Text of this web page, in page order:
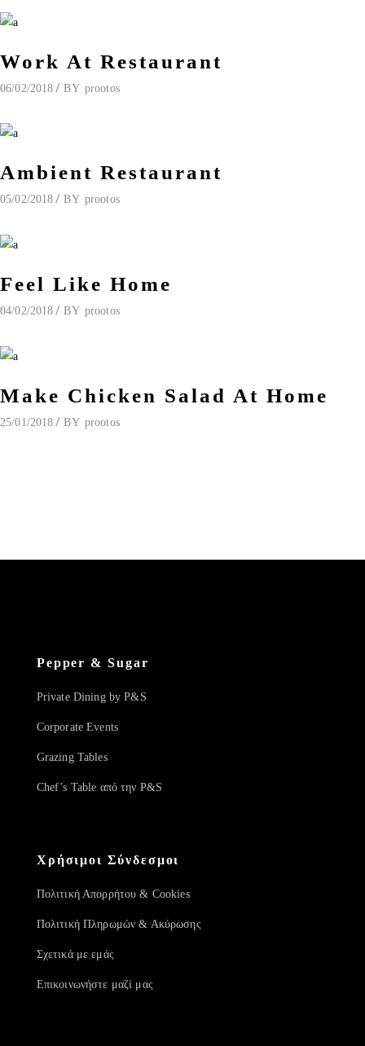
Work At Restaurant
06/02/2018 BY prootos
Ambient Restaurant
05/02/2018 BY prootos
Feel Like Home
04/02/2018 BY prootos
Make Chicken Salad At Home
25/01/2018 BY prootos
Pepper & Sugar
Private Dining by P&S
Corporate Events
Grazing Tables
Chef’s Table από την P&S
Χρήσιμοι Σύνδεσμοι
Πολιτική Απορρήτου & Cookies
Πολιτική Πληρωμών & Ακύρωσης
Σχετικά με εμάς
Επικοινωνήστε μαζί μας